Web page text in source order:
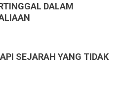
DALAM
SEJARAH YANG TIDAK